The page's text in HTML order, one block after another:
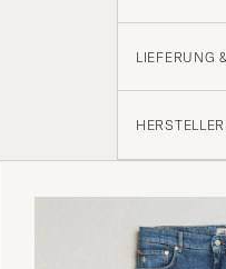
LIEFERUNG